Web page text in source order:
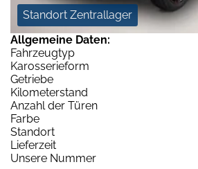
Standort Zentrallager
Allgemeine Daten:
Fahrzeugtyp
Karosserieform
Getriebe
Kilometerstand
Anzahl der Türen
Farbe
Standort
Lieferzeit
Unsere Nummer